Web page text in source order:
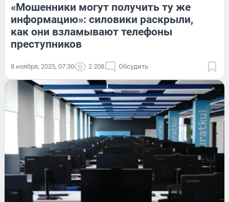
«Мошенники могут получить ту же
информацию»: силовики раскрыли,
как они взламывают телефоны
преступников
8 ноября, 2025, 07:30 2 208 Обсудить